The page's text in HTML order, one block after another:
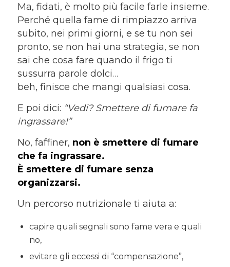
Ma, fidati, è molto più facile farle insieme.
Perché quella fame di rimpiazzo arriva
subito, nei primi giorni, e se tu non sei
pronto, se non hai una strategia, se non
sai che cosa fare quando il frigo ti
sussurra parole dolci…
beh, finisce che mangi qualsiasi cosa.
E poi dici: “Vedi? Smettere di fumare fa
ingrassare!”
No, faffiner, non è smettere di fumare
che fa ingrassare.
È smettere di fumare senza
organizzarsi.
Un percorso nutrizionale ti aiuta a:
capire quali segnali sono fame vera e quali
no,
evitare gli eccessi di “compensazione”,